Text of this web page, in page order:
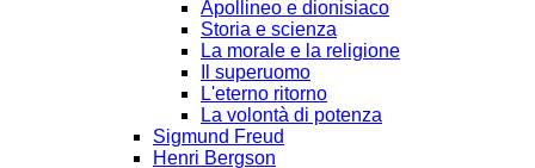
Apollineo e dionisiaco
Storia e scienza
La morale e la religione
Il superuomo
L'eterno ritorno
La volontà di potenza
Sigmund Freud
Henri Bergson